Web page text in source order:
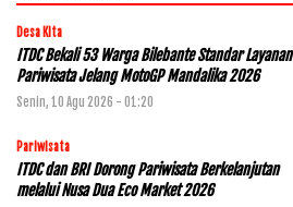
Desa Kita
ITDC Bekali 53 Warga Bilebante Standar Layanan
Pariwisata Jelang MotoGP Mandalika 2026
Senin, 10 Agu 2026 - 01:20
Pariwisata
ITDC dan BRI Dorong Pariwisata Berkelanjutan
melalui Nusa Dua Eco Market 2026